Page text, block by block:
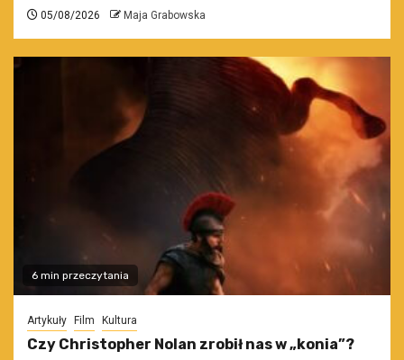
05/08/2026 Maja Grabowska
6 min przeczytania
Artykuły Film Kultura
Czy Christopher Nolan zrobił nas w „konia”?